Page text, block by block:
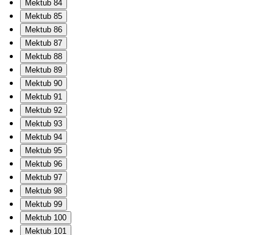
Mektub 84
Mektub 85
Mektub 86
Mektub 87
Mektub 88
Mektub 89
Mektub 90
Mektub 91
Mektub 92
Mektub 93
Mektub 94
Mektub 95
Mektub 96
Mektub 97
Mektub 98
Mektub 99
Mektub 100
Mektub 101